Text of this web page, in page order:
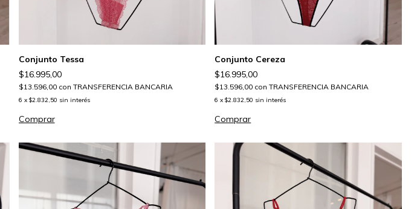
Conjunto Tessa
$16.995,00
$13.596,00 con TRANSFERENCIA BANCARIA
6 x $2.832,50 sin interés
Comprar
Conjunto Cereza
$16.995,00
$13.596,00 con TRANSFERENCIA BANCARIA
6 x$2.832,50 sin interés
Comprar